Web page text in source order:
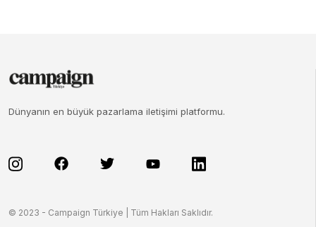
Dünyanın en büyük pazarlama iletişimi platformu.
© 2023 - Campaign Türkiye | Tüm Hakları Saklıdır.